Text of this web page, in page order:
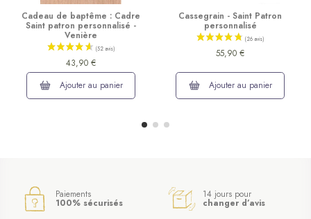
Cadeau de baptême : Cadre
Saint patron personnalisé -
Venière
43,90 €
Ajouter au panier
Cassegrain - Saint Patron
personnalisé
55,90 €
Ajouter au panier
Paiements
100% sécurisés
14 jours pour
changer d’avis